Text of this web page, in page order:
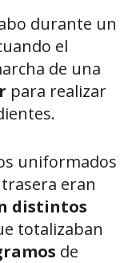
durante un
el
de una
para realizar
uniformados
eran
distintos
totalizaban
de